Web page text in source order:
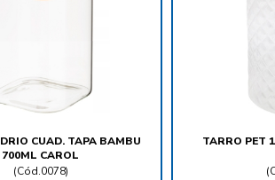
CUAD. TAPA BAMBU
700ML CAROL
(Cód.0078)
TARRO PET
(